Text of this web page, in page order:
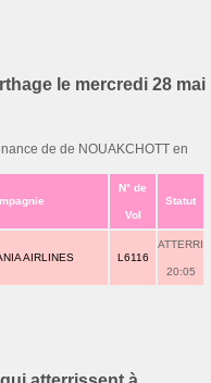
le mercredi 28 mai
de de NOUAKCHOTT en
N° de
Vol
Statut
AIRLINES L6116
ATTERRI
20:05